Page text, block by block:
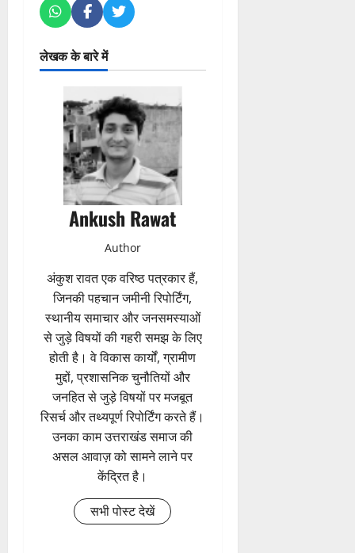
लेखक के बारे में
Ankush Rawat
Author
अंकुश रावत एक वरिष्ठ पत्रकार हैं,
जिनकी पहचान जमीनी रिपोर्टिंग,
स्थानीय समाचार और जनसमस्याओं
से जुड़े विषयों की गहरी समझ के लिए
होती है। वे विकास कार्यों, ग्रामीण
मुद्दों, प्रशासनिक चुनौतियों और
जनहित से जुड़े विषयों पर मजबूत
रिसर्च और तथ्यपूर्ण रिपोर्टिंग करते हैं।
उनका काम उत्तराखंड समाज की
असल आवाज़ को सामने लाने पर
केंद्रित है।
सभी पोस्ट देखें